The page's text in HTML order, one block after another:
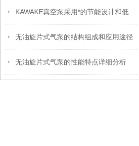
无油旋片式气泵的结构组成和应用途径
无油旋片式气泵的性能特点详细分析